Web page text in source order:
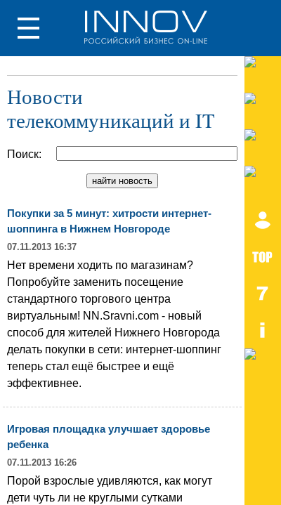
Новости
телекоммуникаций и IT
Поиск:
Покупки за 5 минут: хитрости интернет-
шоппинга в Нижнем Новгороде
07.11.2013 16:37
Нет времени ходить по магазинам?
Попробуйте заменить посещение
стандартного торгового центра
виртуальным! NN.Sravni.com - новый
способ для жителей Нижнего Новгорода
делать покупки в сети: интернет-шоппинг
теперь стал ещё быстрее и ещё
эффективнее.
Игровая площадка улучшает здоровье
ребенка
07.11.2013 16:26
Порой взрослые удивляются, как могут
дети чуть ли не круглыми сутками